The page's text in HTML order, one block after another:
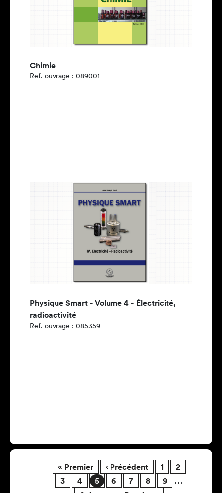
Chimie
Ref. ouvrage : 089001
Physique Smart - Volume 4 - Électricité,
radioactivité
Ref. ouvrage : 085359
Pagination
Première page
« Premier Page précédente
‹ Précédent Page
1 Page
2
Page
3 Page
4 Page
5 Page
6 Page
7 Page
8 Page
9 …